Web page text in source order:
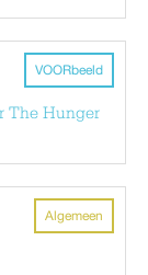
VOORbeeld
The Hunger
Algemeen